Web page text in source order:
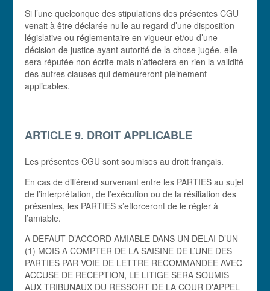
Si l’une quelconque des stipulations des présentes CGU
venait à être déclarée nulle au regard d’une disposition
législative ou réglementaire en vigueur et/ou d’une
décision de justice ayant autorité de la chose jugée, elle
sera réputée non écrite mais n’affectera en rien la validité
des autres clauses qui demeureront pleinement
applicables.
ARTICLE 9. DROIT APPLICABLE
Les présentes CGU sont soumises au droit français.
En cas de différend survenant entre les PARTIES au sujet
de l’interprétation, de l’exécution ou de la résiliation des
présentes, les PARTIES s’efforceront de le régler à
l’amiable.
A DEFAUT D’ACCORD AMIABLE DANS UN DELAI D’UN
(1) MOIS A COMPTER DE LA SAISINE DE L’UNE DES
PARTIES PAR VOIE DE LETTRE RECOMMANDEE AVEC
ACCUSE DE RECEPTION, LE LITIGE SERA SOUMIS
AUX TRIBUNAUX DU RESSORT DE LA COUR D'APPEL